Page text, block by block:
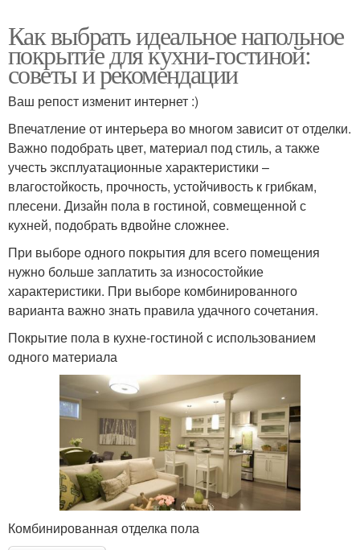
Как выбрать идеальное напольное
покрытие для кухни-гостиной:
советы и рекомендации
Ваш репост изменит интернет :)
Впечатление от интерьера во многом зависит от отделки.
Важно подобрать цвет, материал под стиль, а также
учесть эксплуатационные характеристики –
влагостойкость, прочность, устойчивость к грибкам,
плесени. Дизайн пола в гостиной, совмещенной с
кухней, подобрать вдвойне сложнее.
При выборе одного покрытия для всего помещения
нужно больше заплатить за износостойкие
характеристики. При выборе комбинированного
варианта важно знать правила удачного сочетания.
Покрытие пола в кухне-гостиной с использованием
одного материала
Комбинированная отделка пола